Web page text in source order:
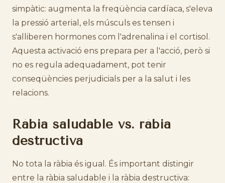
simpàtic: augmenta la freqüència cardíaca, s'eleva
la pressió arterial, els músculs es tensen i
s'alliberen hormones com l'adrenalina i el cortisol.
Aquesta activació ens prepara per a l'acció, però si
no es regula adequadament, pot tenir
conseqüències perjudicials per a la salut i les
relacions.
Ràbia saludable vs. ràbia
destructiva
No tota la ràbia és igual. És important distingir
entre la ràbia saludable i la ràbia destructiva: